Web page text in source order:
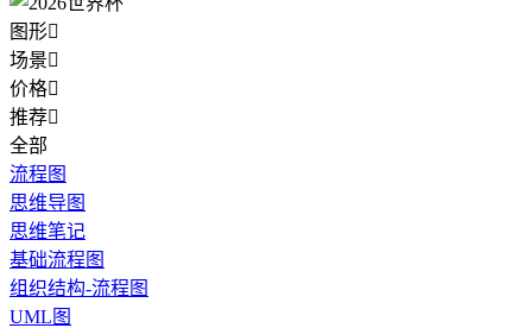
图形
场景
价格
推荐
全部
流程图
思维导图
思维笔记
基础流程图
组织结构-流程图
UML图